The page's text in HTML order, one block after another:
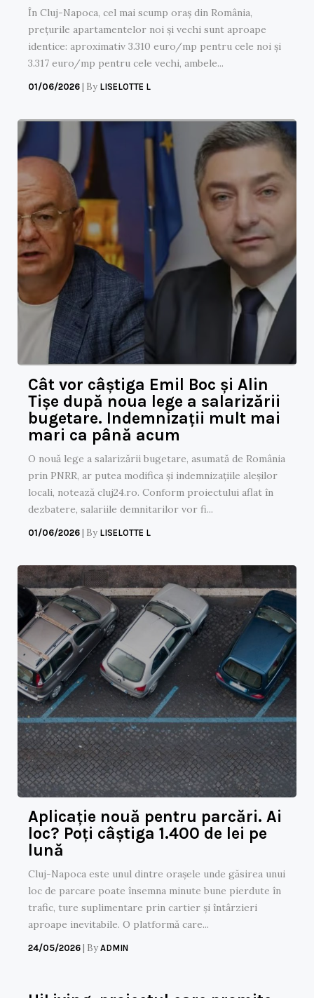
În Cluj-Napoca, cel mai scump oraș din România,
prețurile apartamentelor noi și vechi sunt aproape
identice: aproximativ 3.310 euro/mp pentru cele noi și
3.317 euro/mp pentru cele vechi, ambele...
01/06/2026 | By LISELOTTE L
Cât vor câștiga Emil Boc și Alin
Tișe după noua lege a salarizării
bugetare. Indemnizații mult mai
mari ca până acum
O nouă lege a salarizării bugetare, asumată de România
prin PNRR, ar putea modifica și indemnizațiile aleșilor
locali, notează cluj24.ro. Conform proiectului aflat în
dezbatere, salariile demnitarilor vor fi...
01/06/2026 | By LISELOTTE L
Aplicație nouă pentru parcări. Ai
loc? Poți câștiga 1.400 de lei pe
lună
Cluj-Napoca este unul dintre orașele unde găsirea unui
loc de parcare poate însemna minute bune pierdute în
trafic, ture suplimentare prin cartier și întârzieri
aproape inevitabile. O platformă care...
24/05/2026 | By ADMIN